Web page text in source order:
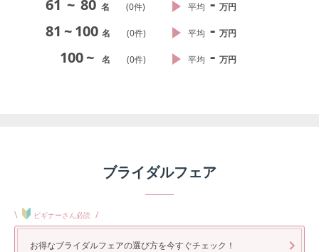
61 ~ 80 名 (0件) 平均 万円
81 ~100 名 (0件) 平均 - 万円
100~ 名 (0件) 平均 - 万円
ブライダルフェア
\ ビギナーさん必読 /
お得なブライダルフェアの選び方を今すぐチェック！